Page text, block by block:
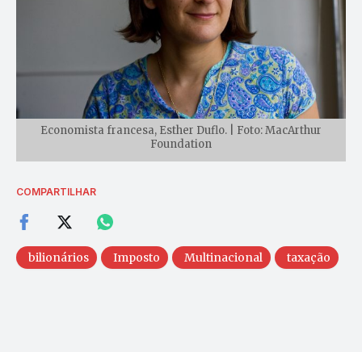
Economista francesa, Esther Duflo. | Foto: MacArthur
Foundation
COMPARTILHAR
bilionários Imposto Multinacional taxação